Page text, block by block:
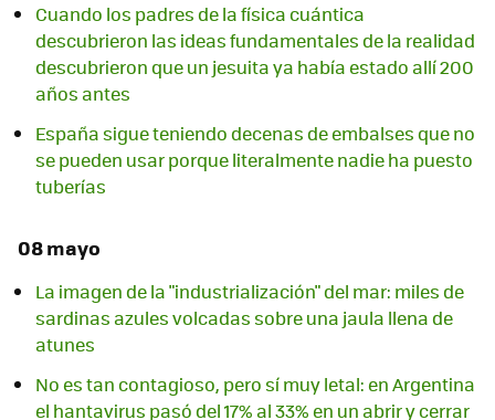
Cuando los padres de la física cuántica
descubrieron las ideas fundamentales de la realidad
descubrieron que un jesuita ya había estado allí 200
años antes
España sigue teniendo decenas de embalses que no
se pueden usar porque literalmente nadie ha puesto
tuberías
08 mayo
La imagen de la "industrialización" del mar: miles de
sardinas azules volcadas sobre una jaula llena de
atunes
No es tan contagioso, pero sí muy letal: en Argentina
el hantavirus pasó del 17% al 33% en un abrir y cerrar